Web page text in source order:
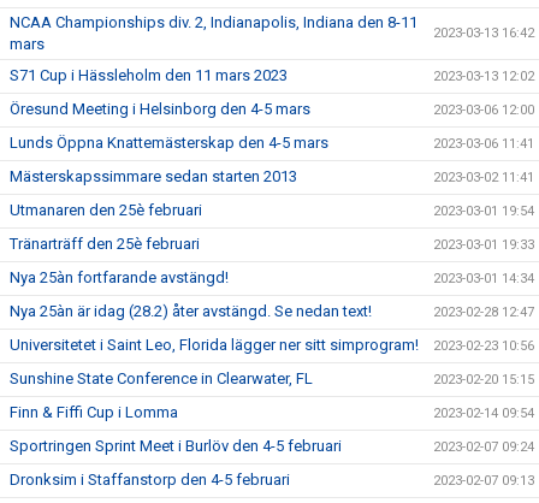
NCAA Championships div. 2, Indianapolis, Indiana den 8-11
mars
2023-03-13 16:42
S71 Cup i Hässleholm den 11 mars 2023 2023-03-13 12:02
Öresund Meeting i Helsinborg den 4-5 mars 2023-03-06 12:00
Lunds Öppna Knattemästerskap den 4-5 mars 2023-03-06 11:41
Mästerskapssimmare sedan starten 2013 2023-03-02 11:41
Utmanaren den 25è februari 2023-03-01 19:54
Tränarträff den 25è februari 2023-03-01 19:33
Nya 25àn fortfarande avstängd! 2023-03-01 14:34
Nya 25àn är idag (28.2) åter avstängd. Se nedan text! 2023-02-28 12:47
Universitetet i Saint Leo, Florida lägger ner sitt simprogram! 2023-02-23 10:56
Sunshine State Conference in Clearwater, FL 2023-02-20 15:15
Finn & Fiffi Cup i Lomma 2023-02-14 09:54
Sportringen Sprint Meet i Burlöv den 4-5 februari 2023-02-07 09:24
Dronksim i Staffanstorp den 4-5 februari 2023-02-07 09:13